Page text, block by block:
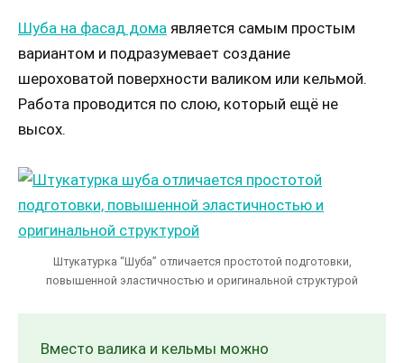
Шуба на фасад дома является самым простым
вариантом и подразумевает создание
шероховатой поверхности валиком или кельмой.
Работа проводится по слою, который ещё не
высох.
Штукатурка “Шуба” отличается простотой подготовки,
повышенной эластичностью и оригинальной структурой
Вместо валика и кельмы можно